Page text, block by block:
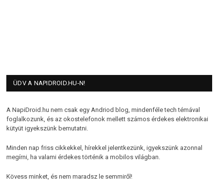
ÜDV A NAPIDROID.HU-N!
A NapiDroid.hu nem csak egy Andriod blog, mindenféle tech témával
foglalkozunk, és az okostelefonok mellett számos érdekes elektronikai
kütyüt igyekszünk bemutatni.
Minden nap friss cikkekkel, hírekkel jelentkezünk, igyekszünk azonnal
megírni, ha valami érdekes történik a mobilos világban.
Kövess minket, és nem maradsz le semmiről!